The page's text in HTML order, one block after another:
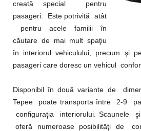
creată special pentru
pasageri. Este potrivită atât
pentru acele familii în
căutare de mai mult spaţiu
în interiorul vehiculului, precum şi
pasageri care doresc un vehicul
Disponibil în două variante de
Tepee poate transporta între 2-9
configuraţia interiorului. Scaunele
oferă numeroase posibilităţi de